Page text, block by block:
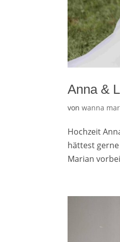
Anna &
vonwanna
Hochzeit
hättest
Marian